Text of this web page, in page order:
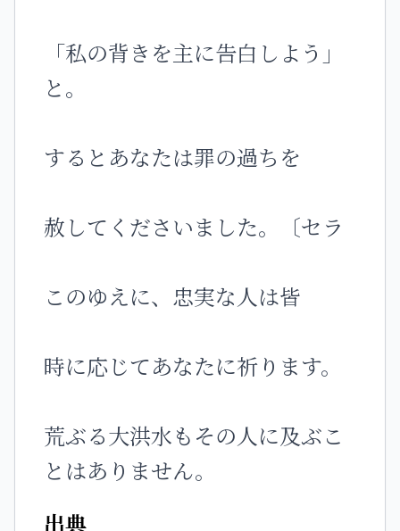
「私の背きを主に告白しよう」
と。
するとあなたは罪の過ちを
赦してくださいました。〔セラ
このゆえに、忠実な人は皆
時に応じてあなたに祈ります。
荒ぶる大洪水もその人に及ぶこ
とはありません。
出典